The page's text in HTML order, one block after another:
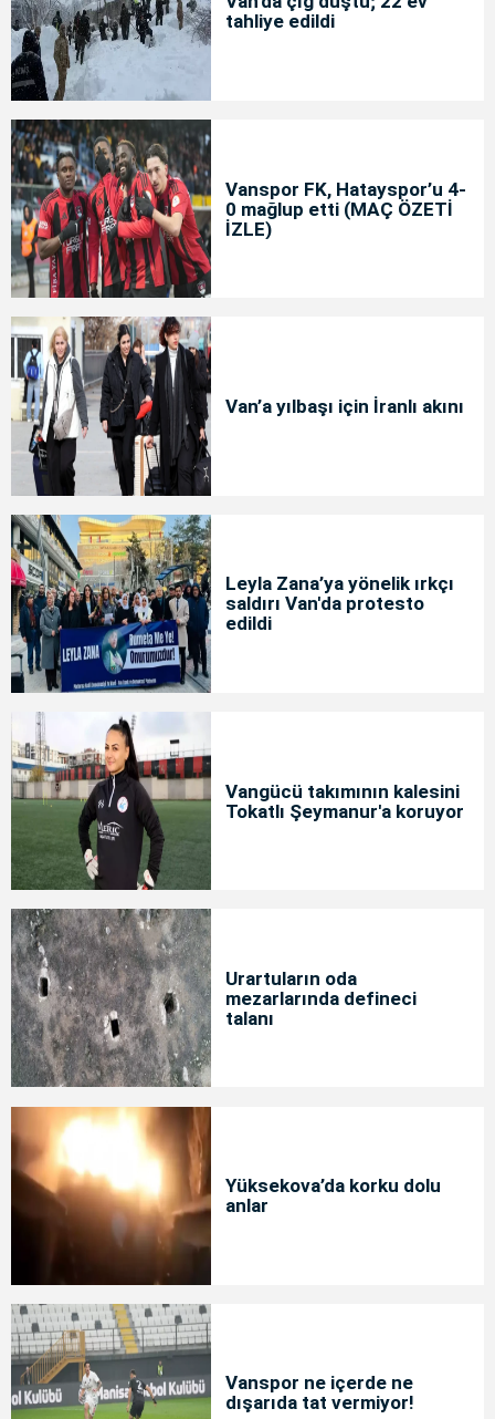
tahliye edildi
Vanspor FK, Hatayspor’u 4-
0 mağlup etti (MAÇ ÖZETİ
İZLE)
Van’a yılbaşı için İranlı akını
Leyla Zana’ya yönelik ırkçı
saldırı Van'da protesto
edildi
Vangücü takımının kalesini
Tokatlı Şeymanur'a koruyor
Urartuların oda
mezarlarında defineci
talanı
Yüksekova’da korku dolu
anlar
Vanspor ne içerde ne
dışarıda tat vermiyor!